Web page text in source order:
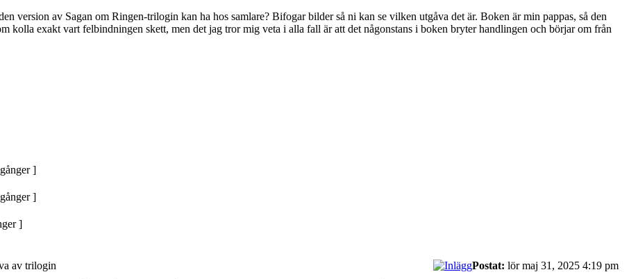
version av Sagan om Ringen-trilogin kan ha hos samlare? Bifogar bilder så ni kan se vilken utgåva det är. Boken är min pappas, så den
kolla exakt vart felbindningen skett, men det jag tror mig veta i alla fall är att det någonstans i boken bryter handlingen och börjar om från
]
]
]
av trilogin Postat: lör maj 31, 2025 4:19 pm